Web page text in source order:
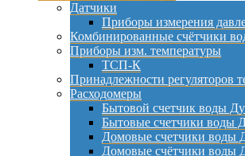
Датчики
Приборы измерения
Комбинированные счётчики
Приборы изм. температуры
ТСП-К
Принадлежности регуляторов
Расходомеры
Бытовой счетчик воды
Бытовые счетчики воды
Домовые счетчики воды
Домовые счётчики воды